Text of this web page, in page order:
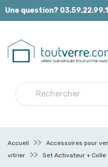
Panneau de gestion des
Une question?
Accueil
Accessoires pour
vitrier
Set Activateur +